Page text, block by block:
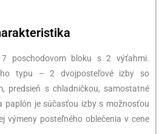
poschodovom bloku s 2 výťahmi.
typu – 2 dvojposteľové izby so
predsieň s chladničkou, samostatné
paplón je súčasťou izby s možnosťou
výmeny posteľného oblečenia v cene